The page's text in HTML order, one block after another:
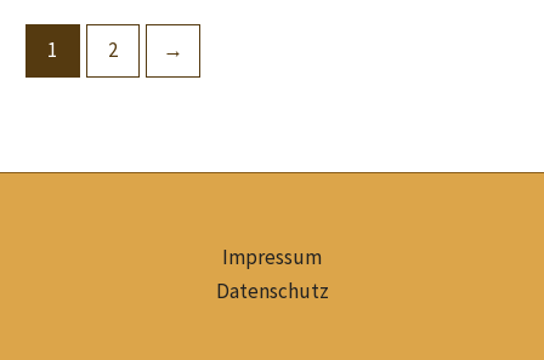
1 2 →
Impressum
Datenschutz